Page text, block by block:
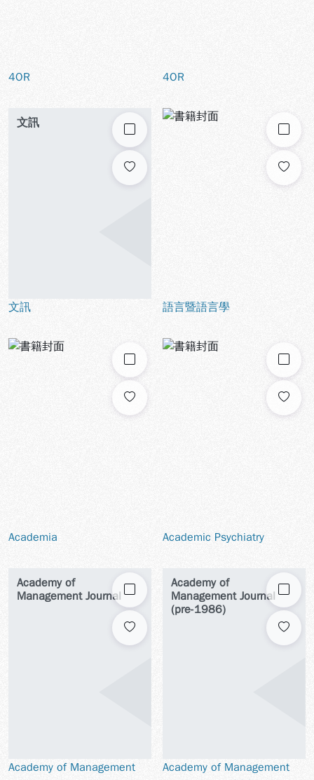
4OR 4OR
文訊 勾選
文訊
勾選
語言暨語言學
勾選
Academia
勾選
Academic Psychiatry
Academy of
Management Journal 勾選
Academy of Management
Academy of
Management Journal
(pre-1986)
勾選
Academy of Management